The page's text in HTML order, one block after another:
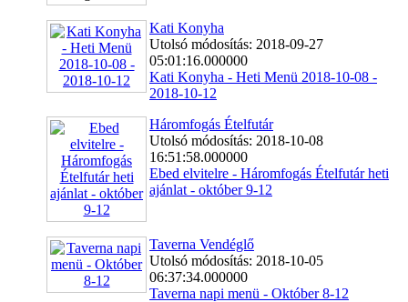
Kati Konyha
Utolsó módosítás: 2018-09-27
05:01:16.000000
Kati Konyha - Heti Menü 2018-10-08 -
2018-10-12
Háromfogás Ételfutár
Utolsó módosítás: 2018-10-08
16:51:58.000000
Ebed elvitelre - Háromfogás Ételfutár heti
ajánlat - október 9-12
Taverna Vendéglő
Utolsó módosítás: 2018-10-05
06:37:34.000000
Taverna napi menü - Október 8-12